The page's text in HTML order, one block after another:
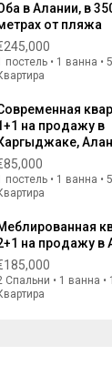
в Алании, в
от пляжа
постель • 1 ванна •
на продажу в
постель • 1 ванна •
на продажу в
Спальни • 1 ванна •